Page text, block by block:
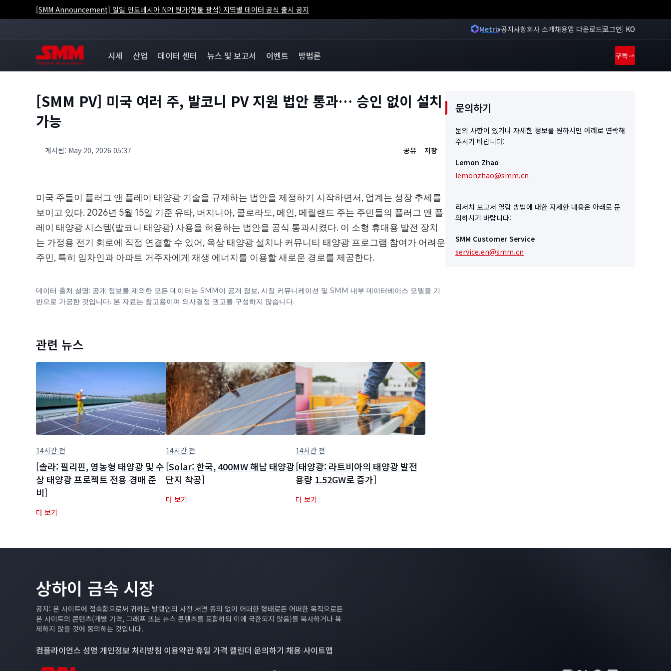
[SMM Announcement] 일일 인도네시아 NPI 원가(현물 광석) 지역별 데이터 공식 출시 공지
Metrix공지사항회사 소개채용앱 다운로드로그인 KO
시세 산업 데이터 센터 뉴스 및 보고서 이벤트 방법론 구독
[SMM PV] 미국 여러 주, 발코니 PV 지원 법안 통과… 승인 없이 설치
가능
게시됨: May 20, 2026 05:37 공유 저장
미국 주들이 플러그 앤 플레이 태양광 기술을 규제하는 법안을 제정하기 시작하면서, 업계는 성장 추세를
보이고 있다. 2026년 5월 15일 기준 유타, 버지니아, 콜로라도, 메인, 메릴랜드 주는 주민들의 플러그 앤 플
레이 태양광 시스템(발코니 태양광) 사용을 허용하는 법안을 공식 통과시켰다. 이 소형 휴대용 발전 장치
는 가정용 전기 회로에 직접 연결할 수 있어, 옥상 태양광 설치나 커뮤니티 태양광 프로그램 참여가 어려운
주민, 특히 임차인과 아파트 거주자에게 재생 에너지를 이용할 새로운 경로를 제공한다.
데이터 출처 설명: 공개 정보를 제외한 모든 데이터는 SMM이 공개 정보, 시장 커뮤니케이션 및 SMM 내부 데이터베이스 모델을 기
반으로 가공한 것입니다. 본 자료는 참고용이며 의사결정 권고를 구성하지 않습니다.
관련 뉴스
14시간 전
[솔라: 필리핀, 영농형 태양광 및 수
상 태양광 프로젝트 전용 경매 준
비]
더 보기
14시간 전
[Solar: 한국, 400MW 해남 태양광
단지 착공]
더 보기
14시간 전
[태양광: 라트비아의 태양광 발전
용량 1.52GW로 증가]
더 보기
문의하기
문의 사항이 있거나 자세한 정보를 원하시면 아래로 연락해
주시기 바랍니다:
Lemon Zhao
lemonzhao@smm.cn
리서치 보고서 열람 방법에 대한 자세한 내용은 아래로 문
의하시기 바랍니다:
SMM Customer Service
service.en@smm.cn
상하이 금속 시장
공지: 본 사이트에 접속함으로써 귀하는 발행인의 사전 서면 동의 없이 어떠한 형태로든 어떠한 목적으로든
본 사이트의 콘텐츠(개별 가격, 그래프 또는 뉴스 콘텐츠를 포함하되 이에 국한되지 않음)를 복사하거나 복
제하지 않을 것에 동의하는 것입니다.
컴플라이언스 성명 |개인정보 처리방침 |이용약관|휴일 가격 캘린더 |문의하기 |채용|사이트맵